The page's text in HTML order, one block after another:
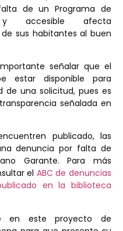
de un Programa de
y accesible afecta
sus habitantes al buen
señalar que el
estar disponible para
de una solicitud, pues es
señalada en
publicado, las
denuncia por falta de
Garante. Para más
el ABC de denuncias
en la biblioteca
en este proyecto de